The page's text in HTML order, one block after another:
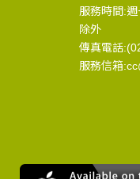
服務時間:
除外
傳真電話
服務信箱